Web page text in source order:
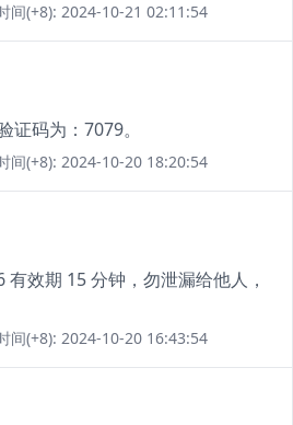
(+8): 2024-10-21 02:11:54
证码为：7079。
(+8): 2024-10-20 18:20:54
有效期 15 分钟，勿泄漏给他人，
(+8): 2024-10-20 16:43:54